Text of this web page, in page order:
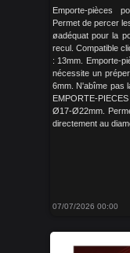
Emporte-pièces
Permet de percer
øadéquat pour la
recul. Compatible
: 13mm. Emporte-
nécessite un
6mm. N'abîme pas
EMPORTE-
Ø17-Ø22mm.
directement au
07/07/2026 00:00